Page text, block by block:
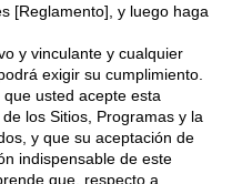
[Reglamento], y luego haga
y vinculante y cualquier
exigir su cumplimiento.
usted acepte esta
los Sitios, Programas y la
y que su aceptación de
indispensable de este
que, respecto a